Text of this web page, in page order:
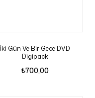
İki Gün Ve Bir Gece DVD
Digipack
₺700,00